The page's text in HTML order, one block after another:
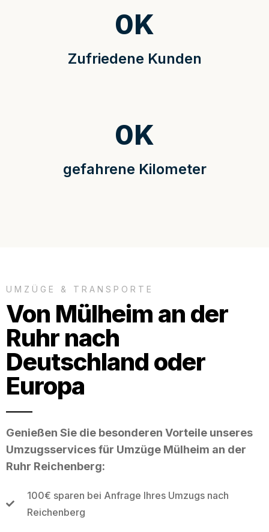
Zufriedene Kunden
0K
gefahrene Kilometer
0K
UMZÜGE & TRANSPORTE
Von Mülheim an der
Ruhr nach
Deutschland oder
Europa
Genießen Sie die besonderen Vorteile unseres
Umzugsservices für Umzüge Mülheim an der
Ruhr Reichenberg:
100€ sparen bei Anfrage Ihres Umzugs nach
Reichenberg